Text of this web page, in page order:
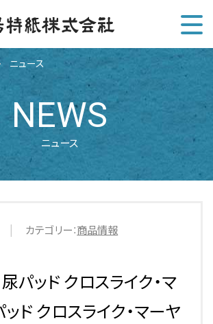
ニュース
NEWS
ニュース
カテゴリー：商品情報
パッド クロスライク・マ
ド クロスライク・マーヤ